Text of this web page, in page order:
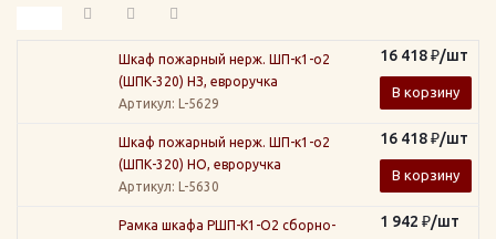
Шкаф пожарный нерж. ШП-к1-о2
(ШПК-320) НЗ, евроручка
Артикул: L-5629
16 418₽/шт
В корзину
Шкаф пожарный нерж. ШП-к1-о2
(ШПК-320) НО, евроручка
Артикул: L-5630
16 418₽/шт
В корзину
Рамка шкафа РШП-К1-О2 сборно-
1 942 ₽/шт